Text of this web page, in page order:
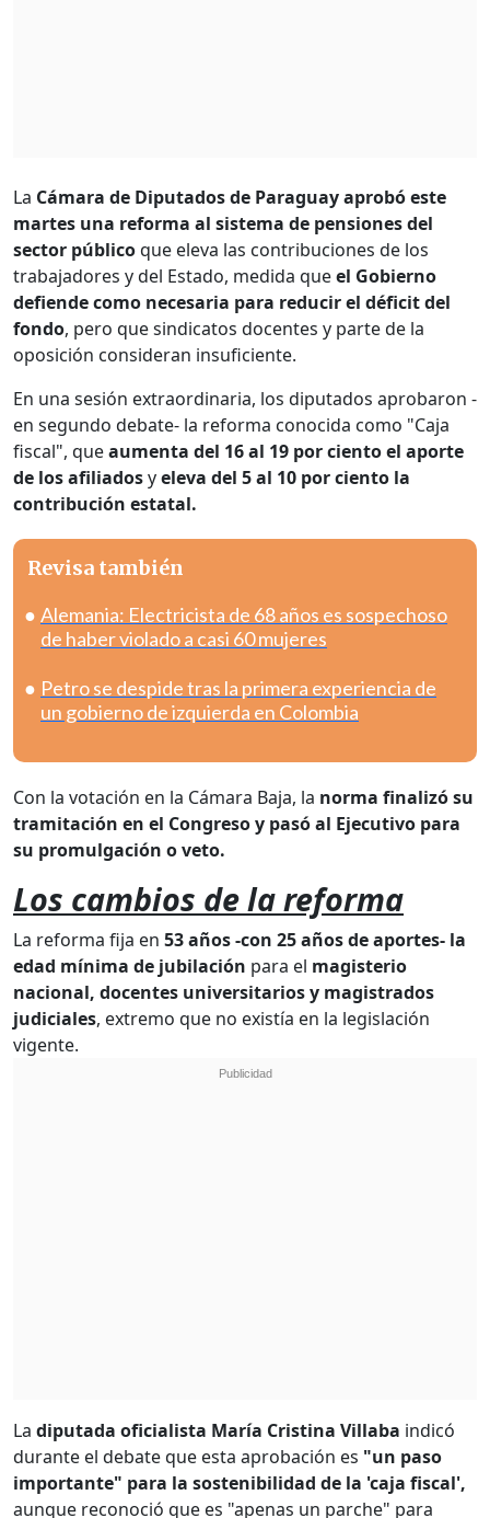
La Cámara de Diputados de Paraguay aprobó este
martes una reforma al sistema de pensiones del
sector públicoque eleva las contribuciones de los
trabajadores y del Estado, medida queel Gobierno
defiende como necesaria para reducir el déficit del
fondo, pero que sindicatos docentes y parte de la
oposición consideran insuficiente.
En una sesión extraordinaria, los diputados aprobaron -
en segundo debate- la reforma conocida como "Caja
fiscal", queaumenta del 16 al 19 por ciento el aporte
de los afiliadosyeleva del 5 al 10 por ciento la
contribución estatal.
Revisa también
Alemania: Electricista de 68 años es sospechoso
de haber violado a casi 60 mujeres
Petro se despide tras la primera experiencia de
un gobierno de izquierda en Colombia
Con la votación en la Cámara Baja, la norma finalizó su
tramitación en el Congreso y pasó al Ejecutivo para
su promulgación o veto.
Los cambios de la reforma
La reforma fija en 53 años -con 25 años de aportes- la
edad mínima de jubilación para el magisterio
nacional, docentes universitarios y magistrados
judiciales, extremo que no existía en la legislación
vigente.
La diputada oficialista María Cristina Villaba indicó
durante el debate que esta aprobación es "un paso
importante" para la sostenibilidad de la 'caja fiscal',
aunque reconoció que es "apenas un parche" para